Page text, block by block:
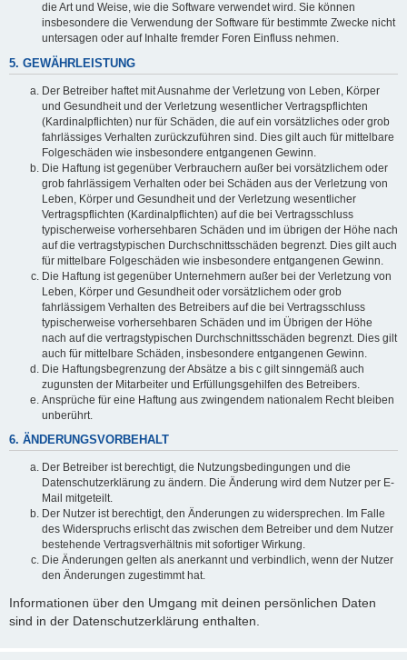
die Art und Weise, wie die Software verwendet wird. Sie können
insbesondere die Verwendung der Software für bestimmte Zwecke nicht
untersagen oder auf Inhalte fremder Foren Einfluss nehmen.
5. GEWÄHRLEISTUNG
Der Betreiber haftet mit Ausnahme der Verletzung von Leben, Körper
und Gesundheit und der Verletzung wesentlicher Vertragspflichten
(Kardinalpflichten) nur für Schäden, die auf ein vorsätzliches oder grob
fahrlässiges Verhalten zurückzuführen sind. Dies gilt auch für mittelbare
Folgeschäden wie insbesondere entgangenen Gewinn.
Die Haftung ist gegenüber Verbrauchern außer bei vorsätzlichem oder
grob fahrlässigem Verhalten oder bei Schäden aus der Verletzung von
Leben, Körper und Gesundheit und der Verletzung wesentlicher
Vertragspflichten (Kardinalpflichten) auf die bei Vertragsschluss
typischerweise vorhersehbaren Schäden und im übrigen der Höhe nach
auf die vertragstypischen Durchschnittsschäden begrenzt. Dies gilt auch
für mittelbare Folgeschäden wie insbesondere entgangenen Gewinn.
Die Haftung ist gegenüber Unternehmern außer bei der Verletzung von
Leben, Körper und Gesundheit oder vorsätzlichem oder grob
fahrlässigem Verhalten des Betreibers auf die bei Vertragsschluss
typischerweise vorhersehbaren Schäden und im Übrigen der Höhe
nach auf die vertragstypischen Durchschnittsschäden begrenzt. Dies gilt
auch für mittelbare Schäden, insbesondere entgangenen Gewinn.
Die Haftungsbegrenzung der Absätze a bis c gilt sinngemäß auch
zugunsten der Mitarbeiter und Erfüllungsgehilfen des Betreibers.
Ansprüche für eine Haftung aus zwingendem nationalem Recht bleiben
unberührt.
6. ÄNDERUNGSVORBEHALT
Der Betreiber ist berechtigt, die Nutzungsbedingungen und die
Datenschutzerklärung zu ändern. Die Änderung wird dem Nutzer per E-
Mail mitgeteilt.
Der Nutzer ist berechtigt, den Änderungen zu widersprechen. Im Falle
des Widerspruchs erlischt das zwischen dem Betreiber und dem Nutzer
bestehende Vertragsverhältnis mit sofortiger Wirkung.
Die Änderungen gelten als anerkannt und verbindlich, wenn der Nutzer
den Änderungen zugestimmt hat.
Informationen über den Umgang mit deinen persönlichen Daten
sind in der Datenschutzerklärung enthalten.